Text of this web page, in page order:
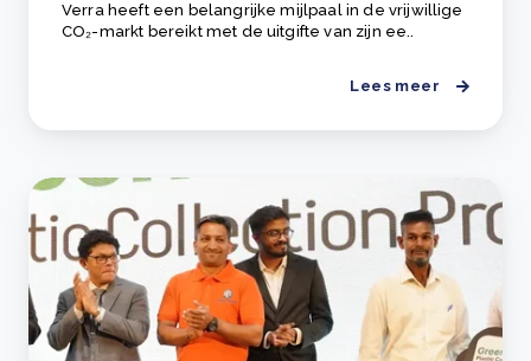
Verra heeft een belangrijke mijlpaal in de vrijwillige
CO₂-markt bereikt met de uitgifte van zijn ee..
Lees meer